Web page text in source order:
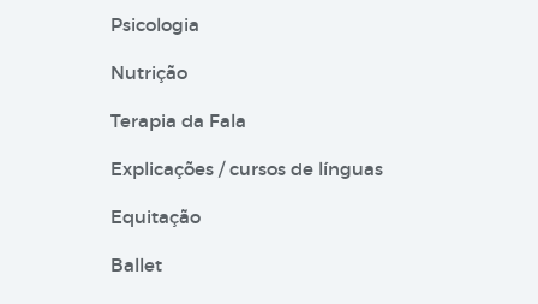
Psicologia
Nutrição
Terapia da Fala
Explicações / cursos de línguas
Equitação
Ballet